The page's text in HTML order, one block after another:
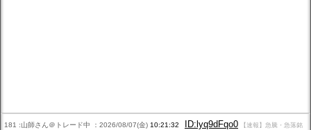
181 :山師さん＠トレード中 ：2026/08/07(金) 10:21:32 ID:lyq9dFqo0
【速報】急騰・急落銘